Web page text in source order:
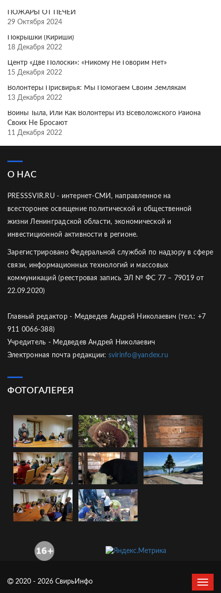
ПОЖАРЫ ОТ ПЕЧЕЙ
29 Октября 2024
Покрышки (Кириши)
18 Декабря 2022
Центр «Две Полоски»: «Никому Не Говорим Нет»
15 Декабря 2022
Волонтёры Присвирья: Мы Помогаем Своим Землякам
13 Декабря 2022
Воины Тыла, Или Как Волонтёры Из Всеволожского Района
Своих Не Бросают
11 Декабря 2022
О НАС
PRESSSVIR.RU - интернет-СМИ, направленное на
всесторонее освещение политической и общественной
жизни Ленинградской области, экономической и
инвестиционной активности в регионе.
Зарегистрировано Федеральной службой по надзору в сфере
связи, информационных технологий и массовых
коммуникаций (реестровая запись ЭЛ № ФС 77 – 79019 от
22.09.2020)
Главный редактор - Медведев Андрей Николаевич (тел.: +7
911 0066-388)
Учредитель - Медведев Андрей Николаевич
Электронная почта редакции: svirinfo@yandex.ru
ФОТОГАЛЕРЕЯ
2020 - 2026 СвирьИнфо